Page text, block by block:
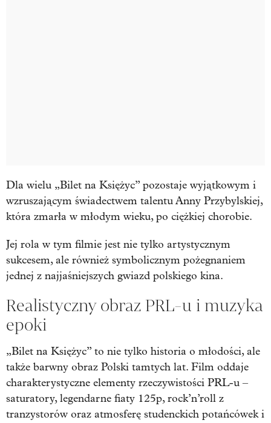
Dla wielu „Bilet na Księżyc” pozostaje wyjątkowym i
wzruszającym świadectwem talentu Anny Przybylskiej,
która zmarła w młodym wieku, po ciężkiej chorobie.
Jej rola w tym filmie jest nie tylko artystycznym
sukcesem, ale również symbolicznym pożegnaniem
jednej z najjaśniejszych gwiazd polskiego kina.
Realistyczny obraz PRL-u i muzyka
epoki
„Bilet na Księżyc” to nie tylko historia o młodości, ale
także barwny obraz Polski tamtych lat. Film oddaje
charakterystyczne elementy rzeczywistości PRL-u –
saturatory, legendarne fiaty 125p, rock’n’roll z
tranzystorów oraz atmosferę studenckich potańcówek i